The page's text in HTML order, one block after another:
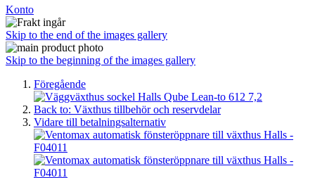
Konto
Skip to the end of the images gallery
Skip to the beginning of the images gallery
Föregående
Back to: Växthus tillbehör och reservdelar
Vidare till betalningsalternativ